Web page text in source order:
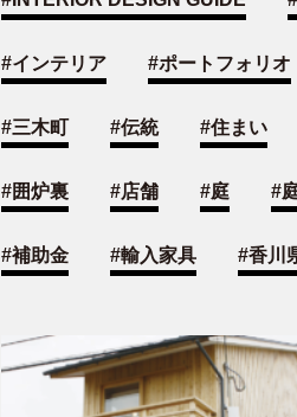
#インテリア #ポートフォリオ
#三木町 #伝統 #住まい
#囲炉裏 #店舗 #庭 #
#補助金 #輸入家具 #香川